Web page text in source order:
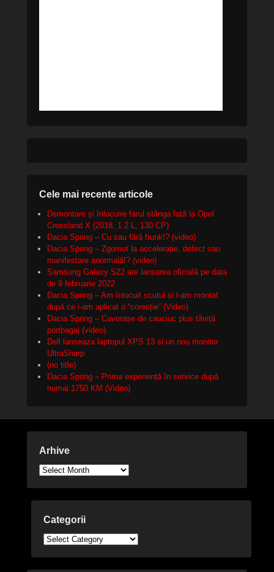
Cele mai recente articole
Demontare și înlocuire farul stânga față la Opel
Crossland X (2018, 1.2 L, 130 CP)
Dacia Spring – Cu sau fără frunk!? (video)
Dacia Spring – Zgomot la accelerație, defect sau
manifestare anormală!? (video)
Samsung Galaxy S22 are lansarea oficială pe data
de 9 februarie 2022
Dacia Spring – Am înlocuit scutul și l-am montat
după ce i-am aplicat o “corecție” (Video)
Dacia Spring – Covorașe de cauciuc plus tăviță
portbagaj (video)
Dell lanseaza laptopul XPS 13 si un nou monitor
UltraSharp
(no title)
Dacia Spring – Prima experiență în service după
numai 1750 KM (Video)
Arhive
Arhive
Categorii
Categorii